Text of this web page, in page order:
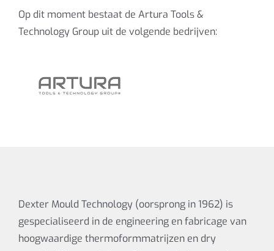
Op dit moment bestaat de Artura Tools &
Technology Group uit de volgende bedrijven:
Dexter Mould Technology (oorsprong in 1962) is
gespecialiseerd in de engineering en fabricage van
hoogwaardige thermoformmatrijzen en dry